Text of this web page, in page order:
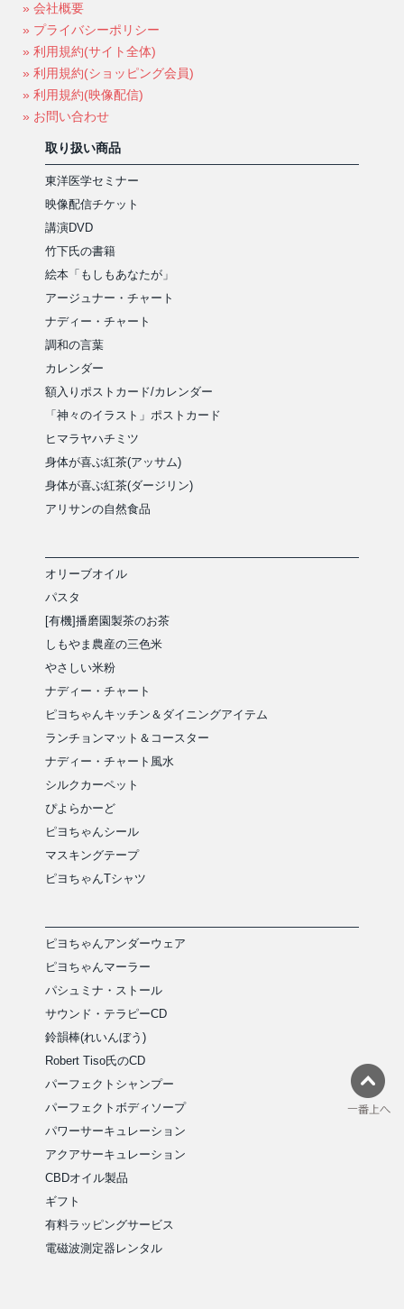
» 会社概要
» プライバシーポリシー
» 利用規約(サイト全体)
» 利用規約(ショッピング会員)
» 利用規約(映像配信)
» お問い合わせ
取り扱い商品
東洋医学セミナー
映像配信チケット
講演DVD
竹下氏の書籍
絵本「もしもあなたが」
アージュナー・チャート
ナディー・チャート
調和の言葉
カレンダー
額入りポストカード/カレンダー
「神々のイラスト」ポストカード
ヒマラヤハチミツ
身体が喜ぶ紅茶(アッサム)
身体が喜ぶ紅茶(ダージリン)
アリサンの自然食品
オリーブオイル
パスタ
[有機]播磨園製茶のお茶
しもやま農産の三色米
やさしい米粉
ナディー・チャート
ピヨちゃんキッチン＆ダイニングアイテム
ランチョンマット＆コースター
ナディー・チャート風水
シルクカーペット
ぴよらかーど
ピヨちゃんシール
マスキングテープ
ピヨちゃんTシャツ
ピヨちゃんアンダーウェア
ピヨちゃんマーラー
パシュミナ・ストール
サウンド・テラピーCD
鈴韻棒(れいんぼう)
Robert Tiso氏のCD
パーフェクトシャンプー
パーフェクトボディソープ
パワーサーキュレーション
アクアサーキュレーション
CBDオイル製品
ギフト
有料ラッピングサービス
電磁波測定器レンタル